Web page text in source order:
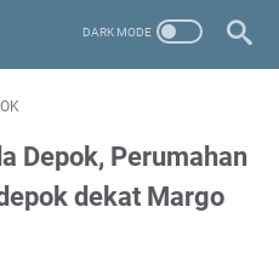
Depok, Perumahan
dekat Margo